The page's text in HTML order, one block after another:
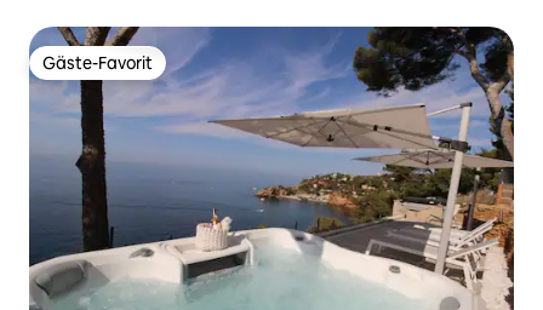
Gäste-Favorit
Gäste-Favorit